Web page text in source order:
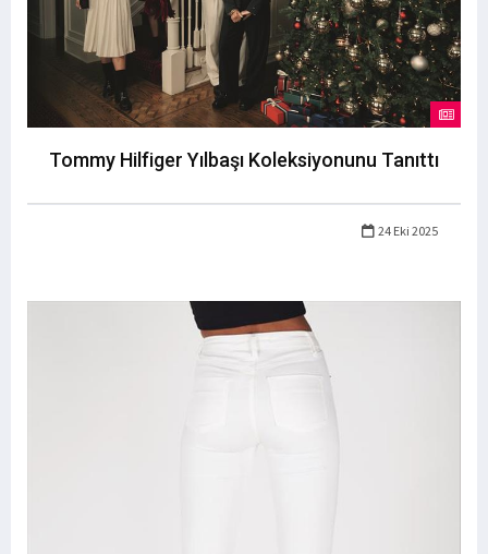
Tommy Hilfiger Yılbaşı Koleksiyonunu Tanıttı
24 Eki 2025